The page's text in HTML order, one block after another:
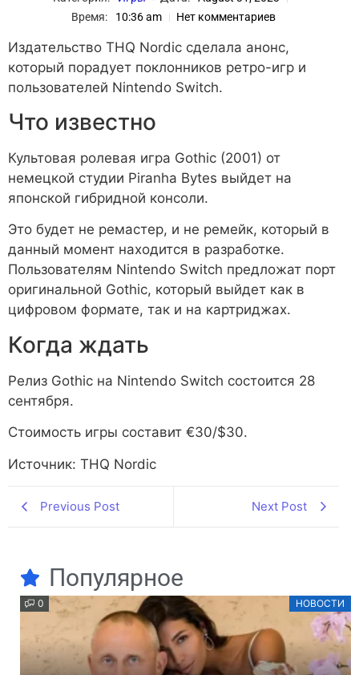
Время:
10:36 am Нет комментариев
Издательство THQ Nordic сделала анонс,
который порадует поклонников ретро-игр и
пользователей Nintendo Switch.
Что известно
Культовая ролевая игра Gothic (2001) от
немецкой студии Piranha Bytes выйдет на
японской гибридной консоли.
Это будет не ремастер, и не ремейк, который в
данный момент находится в разработке.
Пользователям Nintendo Switch предложат порт
оригинальной Gothic, который выйдет как в
цифровом формате, так и на картриджах.
Когда ждать
Релиз Gothic на Nintendo Switch состоится 28
сентября.
Стоимость игры составит €30/$30.
Источник: THQ Nordic
Previous Post Next Post
Популярное
0 НОВОСТИ